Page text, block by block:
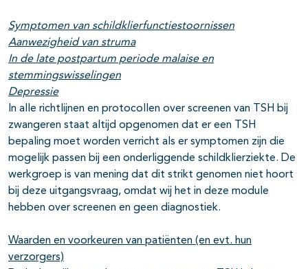
Symptomen van schildklierfunctiestoornissen
Aanwezigheid van struma
In de late postpartum periode malaise en
stemmingswisselingen
Depressie
In alle richtlijnen en protocollen over screenen van TSH bij
zwangeren staat altijd opgenomen dat er een TSH
bepaling moet worden verricht als er symptomen zijn die
mogelijk passen bij een onderliggende schildklierziekte. De
werkgroep is van mening dat dit strikt genomen niet hoort
bij deze uitgangsvraag, omdat wij het in deze module
hebben over screenen en geen diagnostiek.
Waarden en voorkeuren van patiënten (en evt. hun
verzorgers)